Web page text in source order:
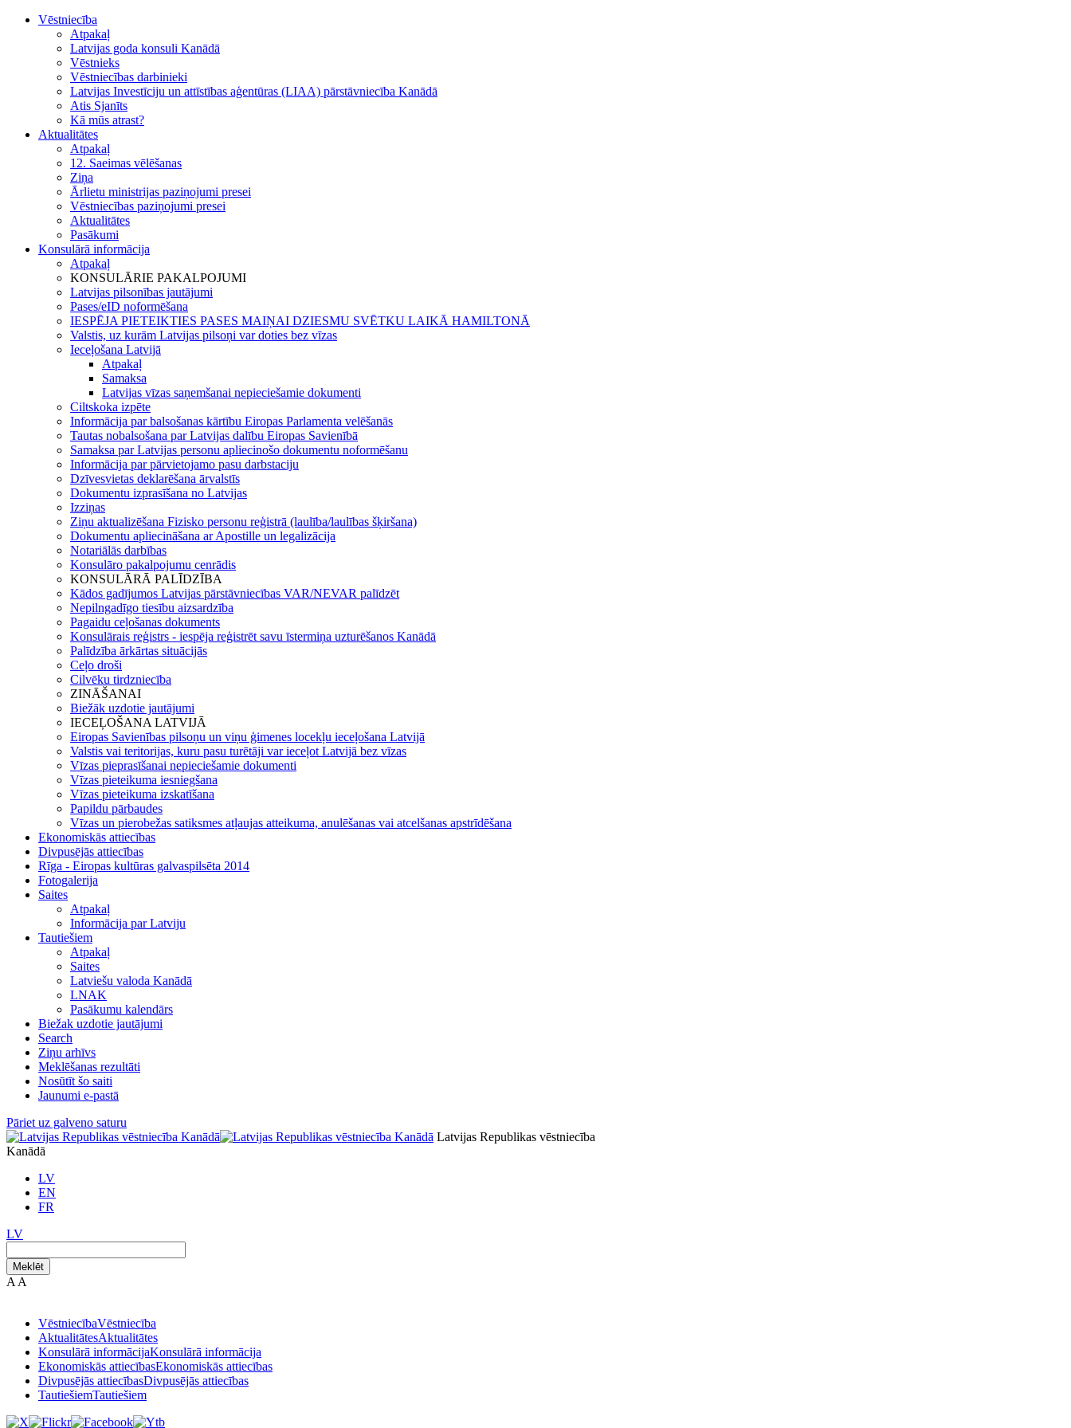
Vēstniecība
Atpakaļ
Latvijas goda konsuli Kanādā
Vēstnieks
Vēstniecības darbinieki
Latvijas Investīciju un attīstības aģentūras (LIAA) pārstāvniecība Kanādā
Atis Sjanīts
Kā mūs atrast?
Aktualitātes
Atpakaļ
12. Saeimas vēlēšanas
Ziņa
Ārlietu ministrijas paziņojumi presei
Vēstniecības paziņojumi presei
Aktualitātes
Pasākumi
Konsulārā informācija
Atpakaļ
KONSULĀRIE PAKALPOJUMI
Latvijas pilsonības jautājumi
Pases/eID noformēšana
IESPĒJA PIETEIKTIES PASES MAIŅAI DZIESMU SVĒTKU LAIKĀ HAMILTONĀ
Valstis, uz kurām Latvijas pilsoņi var doties bez vīzas
Ieceļošana Latvijā
Atpakaļ
Samaksa
Latvijas vīzas saņemšanai nepieciešamie dokumenti
Ciltskoka izpēte
Informācija par balsošanas kārtību Eiropas Parlamenta velēšanās
Tautas nobalsošana par Latvijas dalību Eiropas Savienībā
Samaksa par Latvijas personu apliecinošo dokumentu noformēšanu
Informācija par pārvietojamo pasu darbstaciju
Dzīvesvietas deklarēšana ārvalstīs
Dokumentu izprasīšana no Latvijas
Izziņas
Ziņu aktualizēšana Fizisko personu reģistrā (laulība/laulības šķiršana)
Dokumentu apliecināšana ar Apostille un legalizācija
Notariālās darbības
Konsulāro pakalpojumu cenrādis
KONSULĀRĀ PALĪDZĪBA
Kādos gadījumos Latvijas pārstāvniecības VAR/NEVAR palīdzēt
Nepilngadīgo tiesību aizsardzība
Pagaidu ceļošanas dokuments
Konsulārais reģistrs - iespēja reģistrēt savu īstermiņa uzturēšanos Kanādā
Palīdzība ārkārtas situācijās
Ceļo droši
Cilvēku tirdzniecība
ZINĀŠANAI
Biežāk uzdotie jautājumi
IECEĻOŠANA LATVIJĀ
Eiropas Savienības pilsoņu un viņu ģimenes locekļu ieceļošana Latvijā
Valstis vai teritorijas, kuru pasu turētāji var ieceļot Latvijā bez vīzas
Vīzas pieprasīšanai nepieciešamie dokumenti
Vīzas pieteikuma iesniegšana
Vīzas pieteikuma izskatīšana
Papildu pārbaudes
Vīzas un pierobežas satiksmes atļaujas atteikuma, anulēšanas vai atcelšanas apstrīdēšana
Ekonomiskās attiecības
Divpusējās attiecības
Rīga - Eiropas kultūras galvaspilsēta 2014
Fotogalerija
Saites
Atpakaļ
Informācija par Latviju
Tautiešiem
Atpakaļ
Saites
Latviešu valoda Kanādā
LNAK
Pasākumu kalendārs
Biežak uzdotie jautājumi
Search
Ziņu arhīvs
Meklēšanas rezultāti
Nosūtīt šo saiti
Jaunumi e-pastā
Pāriet uz galveno saturu
Latvijas Republikas vēstniecība
Kanādā
LV
EN
FR
LV
Meklēt
A A
VēstniecībaVēstniecība
AktualitātesAktualitātes
Konsulārā informācijaKonsulārā informācija
Ekonomiskās attiecībasEkonomiskās attiecības
Divpusējās attiecībasDivpusējās attiecības
TautiešiemTautiešiem